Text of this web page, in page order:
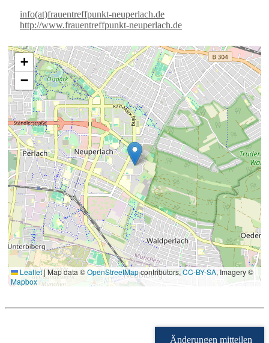
info(at)frauentreffpunkt-neuperlach.de
http://www.frauentreffpunkt-neuperlach.de
+
−
Leaflet|Map data ©OpenStreetMapcontributors,CC-BY-SA, Imagery ©
Mapbox
Änderungen mitteilen